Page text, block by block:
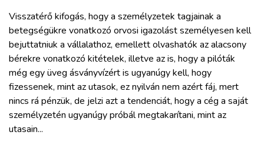
Visszatérő kifogás, hogy a személyzetek tagjainak a
betegségükre vonatkozó orvosi igazolást személyesen kell
bejuttatniuk a vállalathoz, emellett olvashatók az alacsony
bérekre vonatkozó kitételek, illetve az is, hogy a pilóták
még egy üveg ásványvízért is ugyanúgy kell, hogy
fizessenek, mint az utasok, ez nyilván nem azért fáj, mert
nincs rá pénzük, de jelzi azt a tendenciát, hogy a cég a saját
személyzetén ugyanúgy próbál megtakarítani, mint az
utasain...